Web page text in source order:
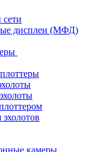
дисплеи (МФД)
камеры